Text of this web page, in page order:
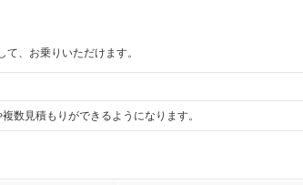
、お乗りいただけます。
数見積もりができるようになります。